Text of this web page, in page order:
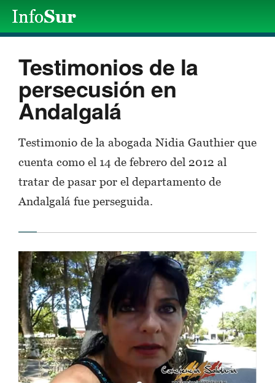
Testimonios de la
persecusión en
Andalgalá
Testimonio de la abogada Nidia Gauthier que
cuenta como el 14 de febrero del 2012 al
tratar de pasar por el departamento de
Andalgalá fue perseguida.